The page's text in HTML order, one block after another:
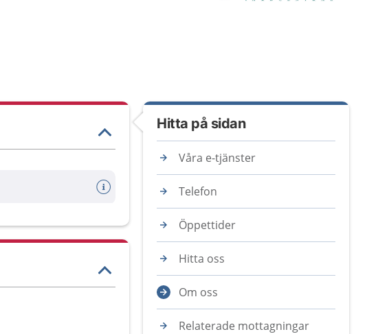
Hitta på sidan
Våra e-tjänster
Telefon
Öppettider
Hitta oss
Om oss
Relaterade mottagningar